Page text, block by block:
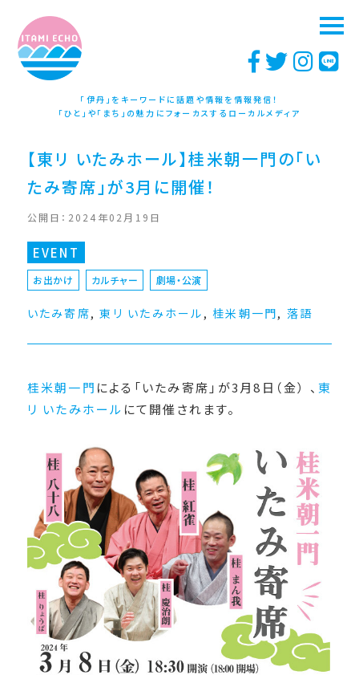
「伊丹」をキーワードに話題や情報を情報発信！
「ひと」や「まち」の魅力にフォーカスするローカルメディア
【東リ いたみホール】桂米朝一門の「い
たみ寄席」が3月に開催！
公開日：2024年02月19日
EVENT
お出かけ カルチャー 劇場・公演
いたみ寄席,東リ いたみホール , 桂米朝一門, 落語
桂米朝一門 による「いたみ寄席」が3月8日（金） 、 東
リ いたみホール にて開催されます。